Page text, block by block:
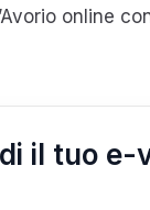
online
il tuo e-